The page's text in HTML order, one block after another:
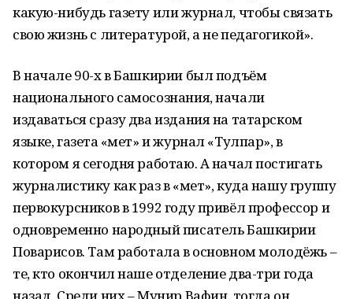
какую-нибудь газету или журнал, чтобы связать
свою жизнь с литературой, а не педагогикой».
В начале 90-х в Башкирии был подъём
национального самосознания, начали
издаваться сразу два издания на татарском
языке, газета «Өмет» и журнал «Тулпар», в
котором я сегодня работаю. А начал постигать
журналистику как раз в «Өмет», куда нашу группу
первокурсников в 1992 году привёл профессор и
одновременно народный писатель Башкирии
Поварисов. Там работала в основном молодёжь –
те, кто окончил наше отделение два-три года